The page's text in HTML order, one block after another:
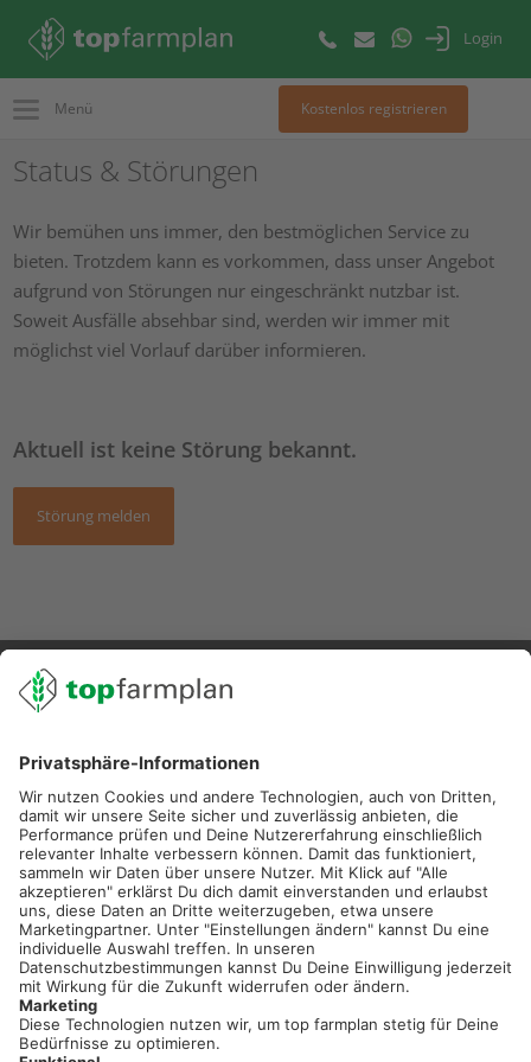
Login
Menü Kostenlos registrieren
Status & Störungen
Wir bemühen uns immer, den bestmöglichen Service zu
bieten. Trotzdem kann es vorkommen, dass unser Angebot
aufgrund von Störungen nur eingeschränkt nutzbar ist.
Soweit Ausfälle absehbar sind, werden wir immer mit
möglichst viel Vorlauf darüber informieren.
Aktuell ist keine Störung bekannt.
Störung melden
02501 801 44 84
service@topfarmplan.de
Sei immer auf dem Laufenden!
Neue Features, spannende Tipps und hilfreiche Anleitungen!